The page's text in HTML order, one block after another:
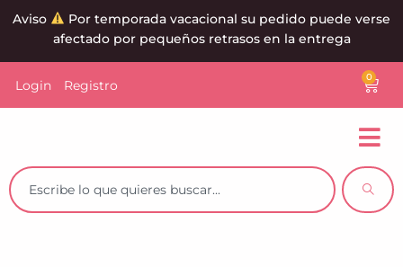
Aviso
Por temporada vacacional su pedido puede verse
afectado por pequeños retrasos en la entrega
Login Registro 0